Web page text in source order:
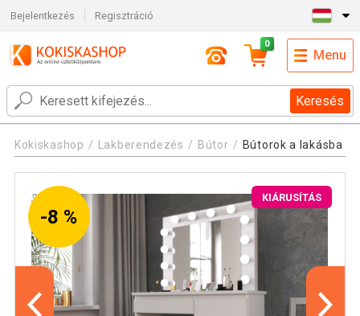
Bejelentkezés Regisztráció
Keresés
0
Menu
Kokiskashop Lakberendezés Bútor Bútorok a lakásba
-8 %
KIÁRUSÍTÁS